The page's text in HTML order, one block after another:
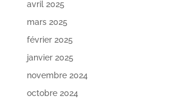
avril 2025
mars 2025
février 2025
janvier 2025
novembre 2024
octobre 2024